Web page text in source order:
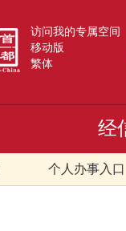
访问我的专属空间
移动版
繁体
个人办事入口
经